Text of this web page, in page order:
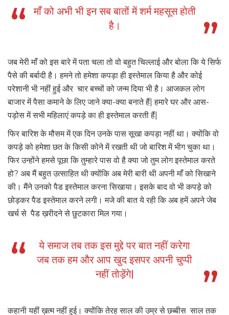
माँ को अभी भी इन सब बातों में शर्म महसूस होती
है।
जब मेरी माँ को इस बारे में पता चला तो वो बहुत चिल्लाई और बोला कि ये सिर्फ
पैसे की बर्बादी है। हमने तो हमेशा कपड़ा ही इस्तेमाल किया है और कोई
परेशानी भी नहीं हुई और चार बच्चों को जन्म दिया भी है। आजकल लोग
बाजार में पैसा कमाने के लिए जाने क्या-क्या बनाते हैं| हमारे घर और आस-
पड़ोस में सभी महिलाएं कपड़े का ही इस्तेमाल करती हैं|
फिर बारिश के मौसम में एक दिन उनके पास सूखा कपड़ा नहीं था। क्योंकि वो
कपड़े को हमेशा छत के किसी कोने में रखती थी जो बारिश में भीग चुका था।
फिर उन्होंने हमसे पूछा कि तुम्हारे पास वो है क्या जो तुम लोग इस्तेमाल करते
हो? अब मैं बहुत उत्साहित थी क्योंकि अब मेरी बारी थी अपनी माँ को सिखाने
की। मैंने उनको पैड इस्तेमाल करना सिखाया। इसके बाद वो भी कपड़े को
छोड़कर पैड इस्तेमाल करने लगी। मजे की बात ये रही कि अब हमें अपने जेब
खर्च से पैड ख़रीदने से छुटकारा मिल गया।
ये समाज तब तक इस मुद्दे पर बात नहीं करेगा
जब तक हम और आप खुद इसपर अपनी चुप्पी
नहीं तोड़ेंगे|
कहानी यहीं ख़त्म नहीं हुई। क्योंकि तेरह साल की उम्र से छब्बीस साल तक